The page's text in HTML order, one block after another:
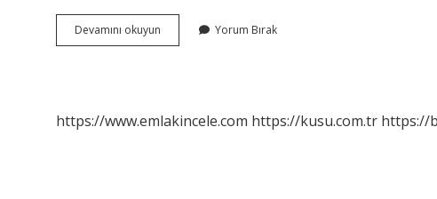
Devamını okuyun
Için
Yorum Bırak
https://www.emlakincele.com https://kusu.com.tr https://